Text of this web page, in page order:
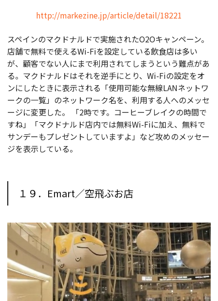
http://markezine.jp/article/detail/18221
スペインのマクドナルドで実施されたO2Oキャンペーン。
店舗で無料で使えるWi-Fiを設定している飲食店は多い
が、顧客でない人にまで利用されてしまうという難点があ
る。マクドナルドはそれを逆手にとり、Wi-Fiの設定をオ
ンにしたときに表示される「使用可能な無線LANネットワ
ークの一覧」のネットワーク名を、利用する人へのメッセ
ージに変更した。 「2時です。コーヒーブレイクの時間で
すね」「マクドナルド店内では無料Wi-Fiに加え、無料で
サンデーもプレゼントしていますよ」など攻めのメッセー
ジを表示している。
１９．Emart／空飛ぶお店